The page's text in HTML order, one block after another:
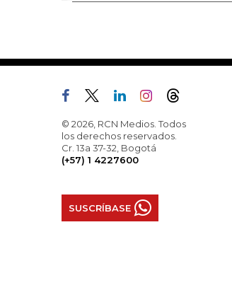
© 2026, RCN Medios. Todos
los derechos reservados.
Cr. 13a 37-32, Bogotá
(+57) 1 4227600
SUSCRÍBASE